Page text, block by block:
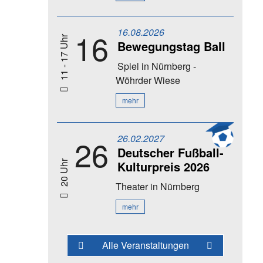
11 - 17 Uhr 16 16.08.2026
Bewegungstag Ball
Spiel in Nürnberg -
Wöhrder Wiese
mehr
20 Uhr 26 26.02.2027
Deutscher Fußball-
Kulturpreis 2026
Theaterin Nürnberg
mehr
Alle Veranstaltungen